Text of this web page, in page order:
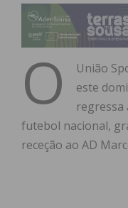
O
União
este
regressa
futebol nacional,
receção ao AD